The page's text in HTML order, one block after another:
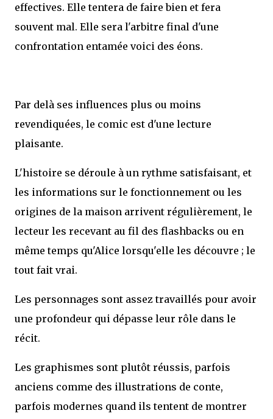
effectives. Elle tentera de faire bien et fera
souvent mal. Elle sera l'arbitre final d'une
confrontation entamée voici des éons.
Par delà ses influences plus ou moins
revendiquées, le comic est d'une lecture
plaisante.
L'histoire se déroule à un rythme satisfaisant, et
les informations sur le fonctionnement ou les
origines de la maison arrivent régulièrement, le
lecteur les recevant au fil des flashbacks ou en
même temps qu'Alice lorsqu'elle les découvre ; le
tout fait vrai.
Les personnages sont assez travaillés pour avoir
une profondeur qui dépasse leur rôle dans le
récit.
Les graphismes sont plutôt réussis, parfois
anciens comme des illustrations de conte,
parfois modernes quand ils tentent de montrer